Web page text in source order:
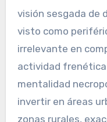
visión sesgada de
visto como
irrelevante en
actividad frenética
mentalidad
invertir en áreas
zonas rurales,